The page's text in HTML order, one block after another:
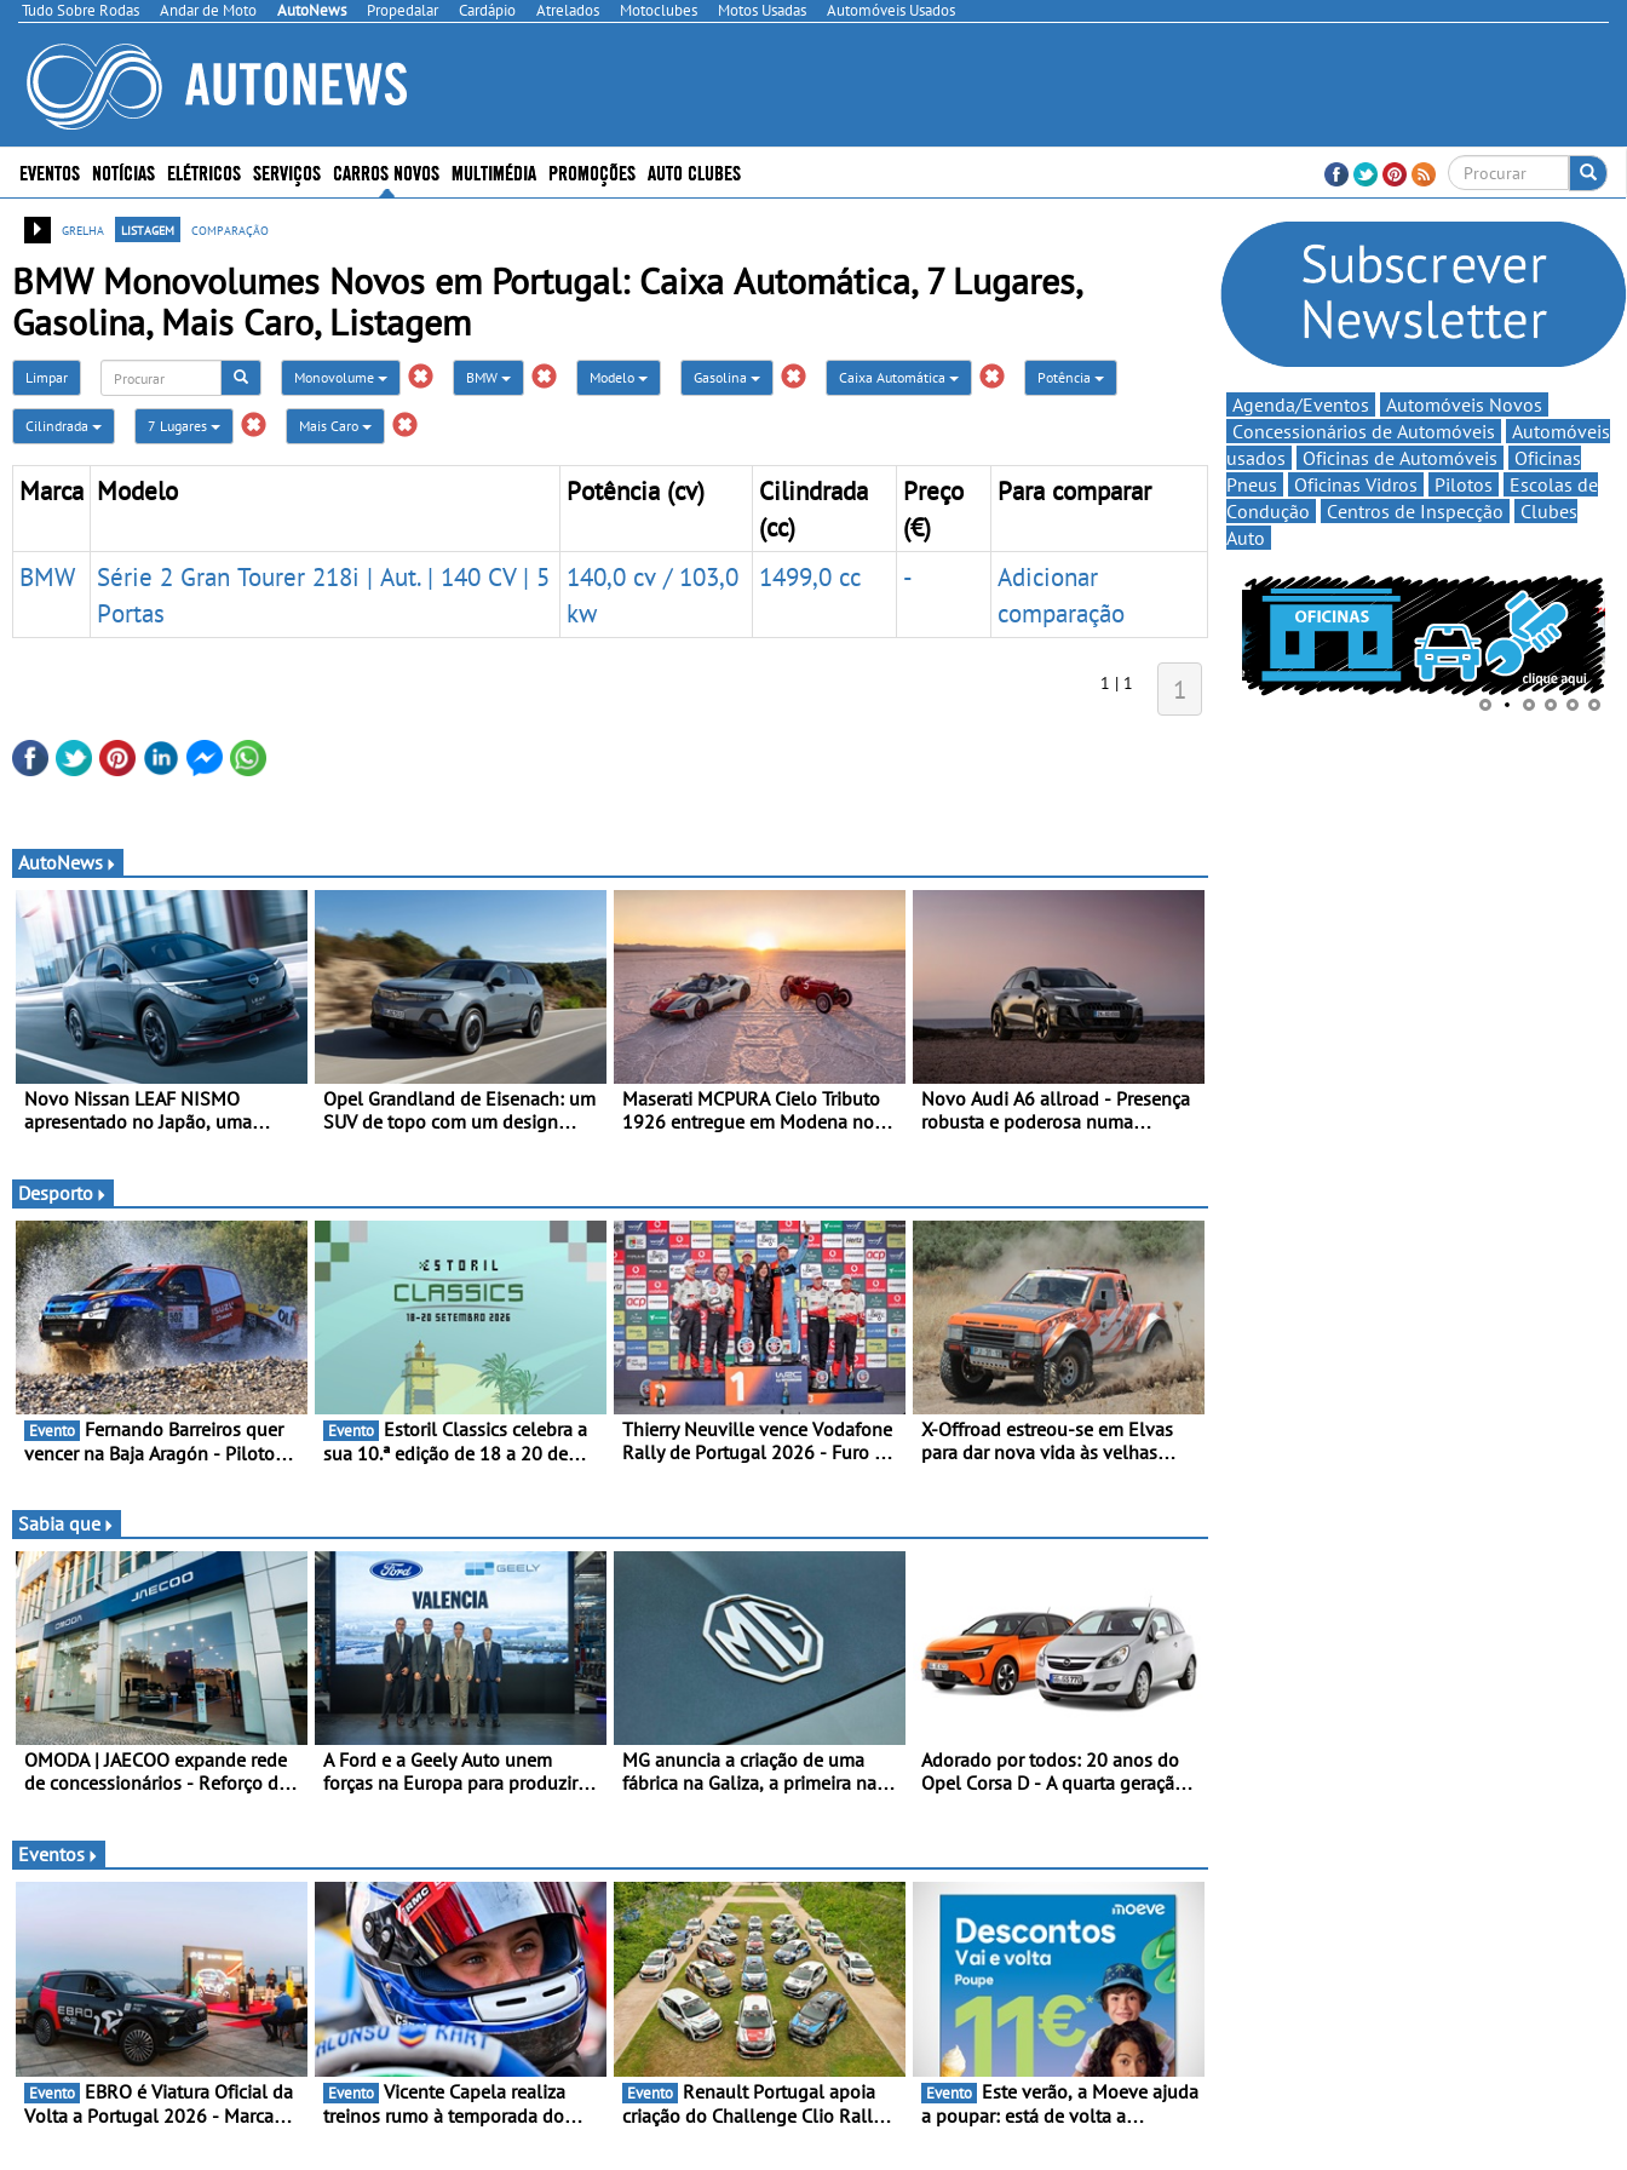
Tudo Sobre Rodas Andar de Moto AutoNews Propedalar Cardápio Atrelados Motoclubes Motos Usadas Automóveis Usados
EVENTOS NOTÍCIAS ELÉTRICOS SERVIÇOS CARROS NOVOS MULTIMÉDIA PROMOÇÕES AUTO CLUBES
grelha listagem comparação
BMW Monovolumes Novos em Portugal: Caixa Automática, 7 Lugares,
Gasolina, Mais Caro, Listagem
Limpar Monovolume BMW Modelo Gasolina Caixa Automática Potência
Cilindrada 7 Lugares Mais Caro
Marca Modelo Potência (cv)
Cilindrada
(cc)
Preço
(€)
Para comparar
BMW
Série 2 Gran Tourer 218i | Aut. | 140 CV | 5
Portas
140,0 cv / 103,0
kw
1499,0 cc -
Adicionar
comparação
1 | 1 1
AutoNews
Novo Nissan LEAF NISMO
apresentado no Japão, uma
maior desempenho da terceira
geração do modelo elétrico da
marca
Opel Grandland de Eisenach: um
SUV de topo com um design
Maserati MCPURA Cielo Tributo
1926 entregue em Modena no
Novo Audi A6 allroad - Presença
robusta e poderosa numa
allroad
Desporto
Evento
vencer na Baja Aragón - Piloto
Evento
sua 10.ª edição de 18 a 20 de
Thierry Neuville vence Vodafone
Rally de Portugal 2026 - Furo na
X-Offroad estreou-se em Elvas
para dar nova vida às velhas
Alentejo, com viaturas T0, T8 e
Sabia que
OMODA | JAECOO expande rede
de concessionários - Reforço da
A Ford e a Geely Auto unem
forças na Europa para produzir
MG anuncia a criação de uma
fábrica na Galiza, a primeira na
anual de até 120.000 veículos
Adorado por todos: 20 anos do
Opel Corsa D - A quarta geração
Londres
Eventos
Evento
Volta a Portugal 2026 - Marca
Evento
treinos rumo à temporada do
Evento
criação do Challenge Clio Rally5
Evento
a poupar: está de volta a
Agenda/Eventos
Automóveis Novos
Concessionários de Automóveis
Automóveis
usados
Oficinas de Automóveis
Oficinas
Pneus
Oficinas Vidros Pilotos
Escolas de
Condução
Centros de Inspecção
Clubes
Auto